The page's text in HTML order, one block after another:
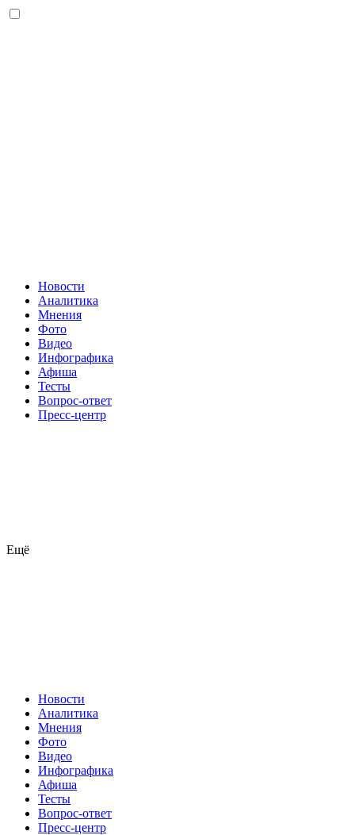
Новости
Аналитика
Мнения
Фото
Видео
Инфографика
Афиша
Тесты
Вопрос-ответ
Пресс-центр
Ещё
Новости
Аналитика
Мнения
Фото
Видео
Инфографика
Афиша
Тесты
Вопрос-ответ
Пресс-центр